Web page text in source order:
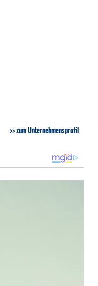
zum Unternehmensprofil